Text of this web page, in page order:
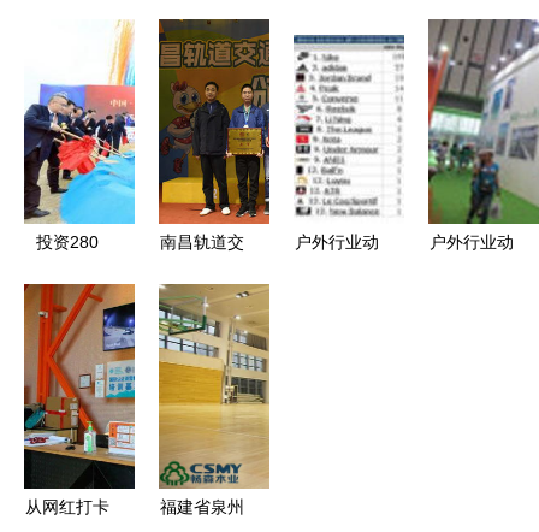
棋如何助力
孩子智力开
发与潜能发
掘
动项目经营
的双轮驱动
战略
健步鞋加盟
开启银发经
济新蓝海，
圆您创业梦
想
时，钱投·
钱唐健身工
场 打造全
民健身新地
标，积极助
力运动热潮
投资280
启动全岛开
发，打造世
界级心动坐
标与运动天
堂
南昌轨道交
职工运动会
圆满结束
运动项目经
营显活力，
企业文化谱
新篇
户外行业动
户外行业动
从网红打卡 福建省泉州